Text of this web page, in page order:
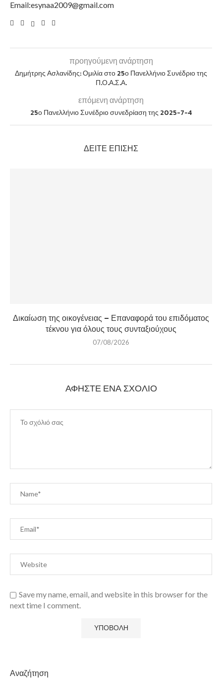
Email:esynaa2009@gmail.com
προηγούμενη ανάρτηση
Δημήτρης Ασλανίδης: Ομιλία στο 25ο Πανελλήνιο Συνέδριο της
Π.Ο.Α.Σ.Α.
επόμενη ανάρτηση
25ο Πανελλήνιο Συνέδριο συνεδρίαση της 2025-7-4
ΔΕΊΤΕ ΕΠΊΣΗΣ
Δικαίωση της οικογένειας – Επαναφορά του επιδόματος
τέκνου για όλους τους συνταξιούχους
07/08/2026
ΑΦΉΣΤΕ ΈΝΑ ΣΧΌΛΙΟ
Save my name, email, and website in this browser for the
next time I comment.
Αναζήτηση